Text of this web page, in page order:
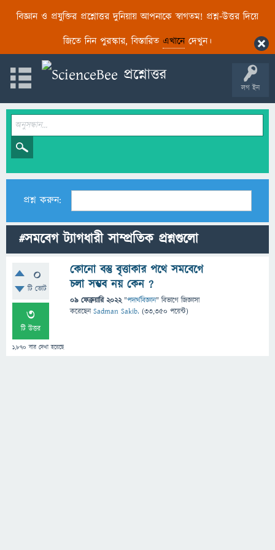
বিজ্ঞান ও প্রযুক্তির প্রশ্নোত্তর দুনিয়ায় আপনাকে স্বাগতম! প্রশ্ন-উত্তর দিয়ে
জিতে নিন পুরস্কার, বিস্তারিত এখানেদেখুন।
লগ ইন
প্রশ্ন করুন:
#সমবেগ ট্যাগধারী সাম্প্রতিক প্রশ্নগুলো
0
টি ভোট
3
টি উত্তর
1,870 বার দেখা হয়েছে
কোনো বস্তু বৃত্তাকার পথে সমবেগে
চলা সম্ভব নয় কেন ?
09 ফেব্রুয়ারি 2022 "পদার্থবিজ্ঞান" বিভাগে জিজ্ঞাসা
করেছেনSadman Sakib. (33,350 পয়েন্ট)